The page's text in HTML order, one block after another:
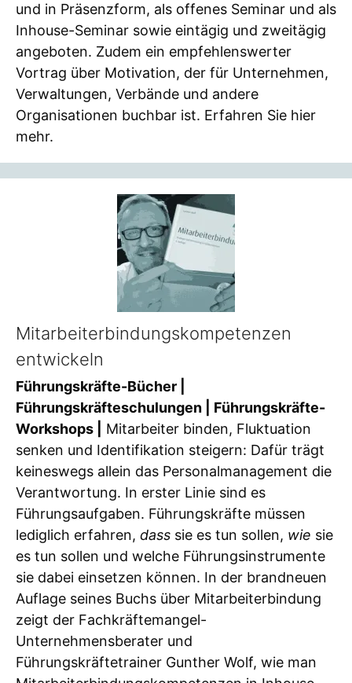
und in Präsenzform, als offenes Seminar und als
Inhouse-Seminar sowie eintägig und zweitägig
angeboten. Zudem ein empfehlenswerter
Vortrag über Motivation, der für Unternehmen,
Verwaltungen, Verbände und andere
Organisationen buchbar ist. Erfahren Sie hier
mehr.
Mitarbeiterbindungskompetenzen
entwickeln
Führungskräfte-Bücher |
Führungskräfteschulungen | Führungskräfte-
Workshops |
Mitarbeiter binden, Fluktuation
senken und Identifikation steigern: Dafür trägt
keineswegs allein das Personalmanagement die
Verantwortung. In erster Linie sind es
Führungsaufgaben. Führungskräfte müssen
lediglich erfahren, dass sie es tun sollen, wie sie
es tun sollen und welche Führungsinstrumente
sie dabei einsetzen können. In der brandneuen
Auflage seines Buchs über Mitarbeiterbindung
zeigt der Fachkräftemangel-
Unternehmensberater und
Führungskräftetrainer Gunther Wolf, wie man